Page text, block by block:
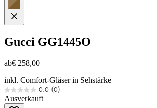
Gucci GG1445O
ab€ 258,00
inkl. Comfort-Gläser in Sehstärke
0.0 (0)
0.0
von
Ausverkauft